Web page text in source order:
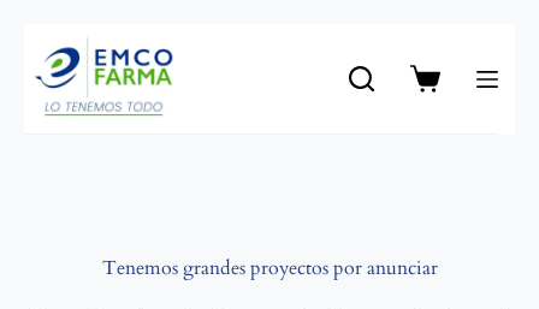
contenido
Carro
Tenemos grandes proyectos por anunciar